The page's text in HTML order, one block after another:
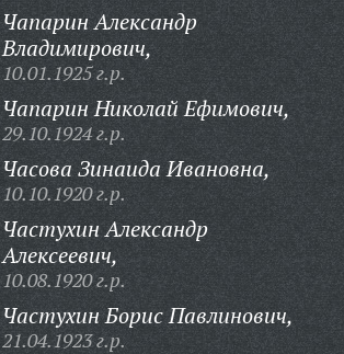
Чапарин Александр
Владимирович,
10.01.1925 г.р.
Чапарин Николай Ефимович,
29.10.1924 г.р.
Часова Зинаида Ивановна,
10.10.1920 г.р.
Частухин Александр
Алексеевич,
10.08.1920 г.р.
Частухин Борис Павлинович,
21.04.1923 г.р.